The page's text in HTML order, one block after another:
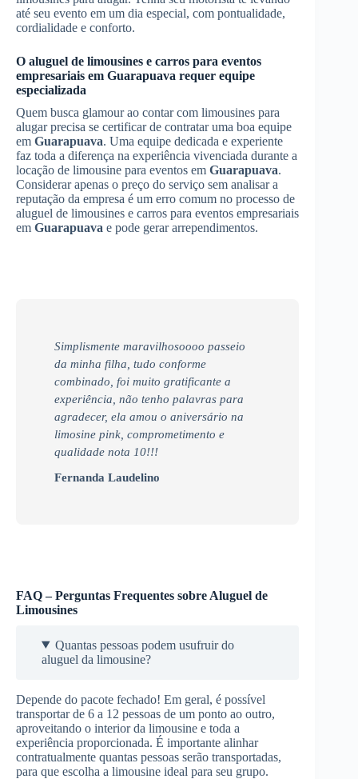
até seu evento em um dia especial, com pontualidade,
cordialidade e conforto.
O aluguel de limousines e carros para eventos
empresariais em Guarapuava requer equipe
especializada
Quem busca glamour ao contar com limousines para
alugar precisa se certificar de contratar uma boa equipe
em Guarapuava. Uma equipe dedicada e experiente
faz toda a diferença na experiência vivenciada durante a
locação de limousine para eventos em Guarapuava.
Considerar apenas o preço do serviço sem analisar a
reputação da empresa é um erro comum no processo de
aluguel de limousines e carros para eventos empresariais
em Guarapuava e pode gerar arrependimentos.
Simplismente maravilhosoooo passeio
da minha filha, tudo conforme
combinado, foi muito gratificante a
experiência, não tenho palavras para
agradecer, ela amou o aniversário na
limosine pink, comprometimento e
qualidade nota 10!!!
Fernanda Laudelino
FAQ – Perguntas Frequentes sobre Aluguel de
Limousines
Quantas pessoas podem usufruir do
aluguel da limousine?
Depende do pacote fechado! Em geral, é possível
transportar de 6 a 12 pessoas de um ponto ao outro,
aproveitando o interior da limousine e toda a
experiência proporcionada. É importante alinhar
contratualmente quantas pessoas serão transportadas,
para que escolha a limousine ideal para seu grupo.